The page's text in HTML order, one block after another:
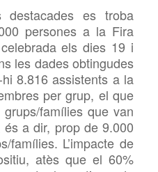
es troba
persones a la Fira
els dies 19 i
les dades obtingudes
8.816 assistents a la
per grup, el que
famílies que van
a dir, prop de 9.000
famílies. L’impacte de
atès que el 60%